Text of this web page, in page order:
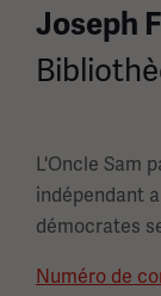
Joseph
L'Oncle Sam
indépendant
démocrates
Numéro de